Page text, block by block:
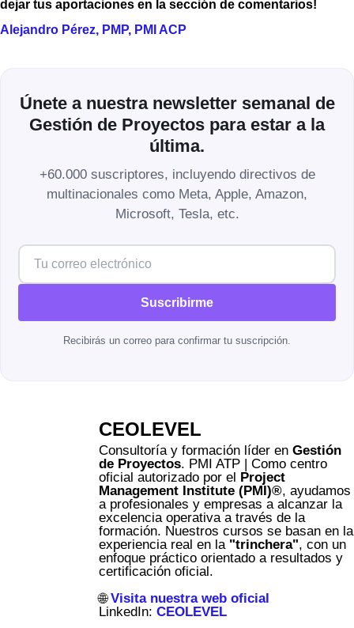
dejar tus aportaciones en la sección de comentarios!
Alejandro Pérez, PMP, PMI ACP
Únete a nuestra newsletter semanal de
Gestión de Proyectos para estar a la
última.
+60.000 suscriptores, incluyendo directivos de
multinacionales como Meta, Apple, Amazon,
Microsoft, Tesla, etc.
Suscribirme
Recibirás un correo para confirmar tu suscripción.
CEOLEVEL
Consultoría y formación líder en Gestión
de Proyectos. PMI ATP | Como centro
oficial autorizado por el Project
Management Institute (PMI)®, ayudamos
a profesionales y empresas a alcanzar la
excelencia operativa a través de la
formación. Nuestros cursos se basan en la
experiencia real en la "trinchera", con un
enfoque práctico orientado a resultados y
certificación oficial.
🌐Visita nuestra web oficial
LinkedIn: CEOLEVEL